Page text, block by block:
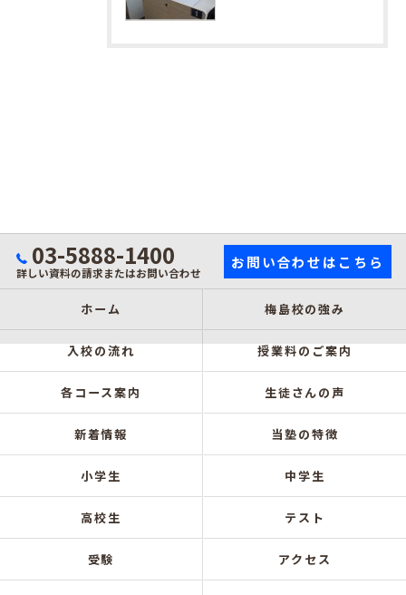
03-5888-1400
詳しい資料の請求またはお問い合わせ
お問い合わせはこちら
ホーム 梅島校の強み
入校の流れ 授業料のご案内
各コース案内 生徒さんの声
新着情報 当塾の特徴
小学生 中学生
高校生 テスト
受験 アクセス